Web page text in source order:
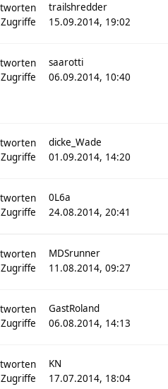
Zugriffe
trailshredder
15.09.2014, 19:02
Zugriffe
saarotti
06.09.2014, 10:40
Zugriffe
dicke_Wade
01.09.2014, 14:20
Zugriffe
0L6a
24.08.2014, 20:41
Zugriffe
MDSrunner
11.08.2014, 09:27
Zugriffe
GastRoland
06.08.2014, 14:13
Zugriffe
KN
17.07.2014, 18:04